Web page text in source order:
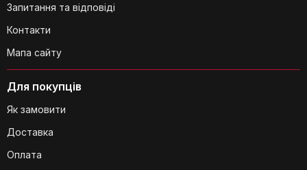
Якого кольору каструля?
Для покупців
Як замовити
Доставка
Оплата
Запитання та відповіді
Контакти
Мапа сайту